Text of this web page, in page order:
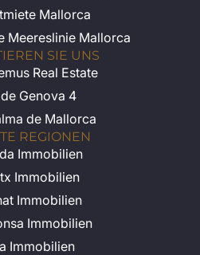
Mallorca
Meereslinie Mallorca
SIE UNS
Real Estate
Genova 4
de Mallorca
REGIONEN
Immobilien
Immobilien
Immobilien
Immobilien
Immobilien